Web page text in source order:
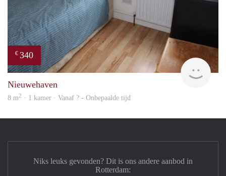
€ 340
Nieuwehaven
8 m2 · 1 kamer · Vanaf ? - Onbepaalde tijd
Niks leuks gevonden? Dit is ons andere aanbod in
Rotterdam: